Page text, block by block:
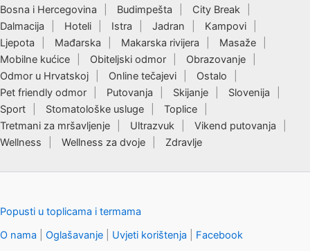
Bosna i Hercegovina
Budimpešta
City Break
Dalmacija
Hoteli Istra Jadran
Kampovi
Ljepota
Mađarska Makarska rivijera
Masaže
Mobilne kućice
Obiteljski odmor
Obrazovanje
Odmor u Hrvatskoj
Online tečajevi
Ostalo
Pet friendly odmor
Putovanja Skijanje
Slovenija
Sport
Stomatološke usluge
Toplice
Tretmani za mršavljenje
Ultrazvuk
Vikend putovanja
Wellness
Wellness za dvoje Zdravlje
Popusti u toplicama i termama
O nama
Oglašavanje Uvjeti korištenja Facebook